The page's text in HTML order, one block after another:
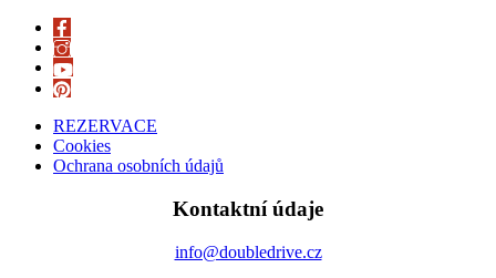
REZERVACE
Cookies
Ochrana osobních údajů
Kontaktní údaje
info@doubledrive.cz